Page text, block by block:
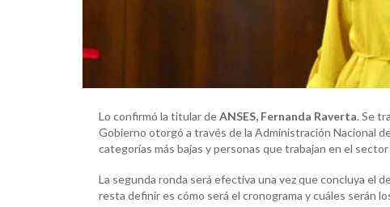
Lo confirmó la titular deANSES, Fernanda Raverta. Se
Gobierno otorgó a través de la Administración Nacional
categorías más bajas y personas que trabajan en el
La segunda ronda será efectiva una vez que concluya el
resta definir es cómo será el cronograma y cuáles serán